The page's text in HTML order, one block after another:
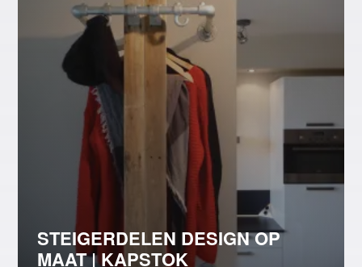
STEIGERDELEN DESIGN OP
MAAT | KAPSTOK